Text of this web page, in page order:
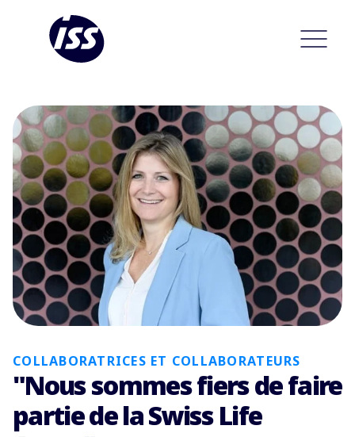
COLLABORATRICES ET COLLABORATEURS
"Nous sommes fiers de faire
partie de la Swiss Life